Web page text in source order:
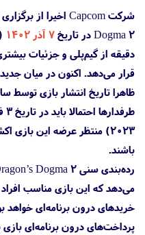
Dogma 2 در تاریخ
۷ آذر ۱۴۰۲
دقیقه از گیم‌پلی و جزئیات
قرار می‌دهد. اکنون در میان
۲۰۲۳) منتظر عرضه این
باشند.
خریدهای درون برنامه‌ای خواهد
پرداخت‌های درون برنامه‌ای بازی